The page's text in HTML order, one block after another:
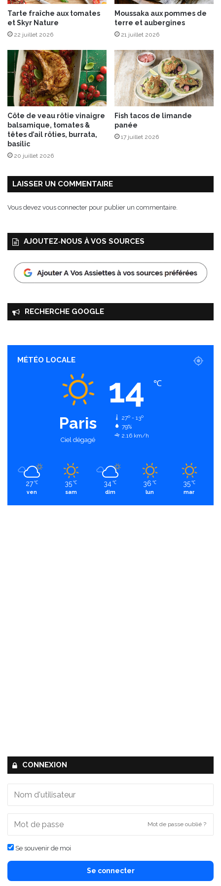
s
e
c
s
Tarte fraîche aux tomates
et Skyr Nature
22 juillet 2026
Moussaka aux pommes de
terre et aubergines
21 juillet 2026
Côte de veau rôtie vinaigre
balsamique, tomates &
têtes d’ail rôties, burrata,
basilic
20 juillet 2026
Fish tacos de limande
panée
17 juillet 2026
LAISSER UN COMMENTAIRE
Vous devez vous connecter pour publier un commentaire.
AJOUTEZ‑NOUS À VOS SOURCES
RECHERCHE GOOGLE
MÉTÉO LOCALE
Paris
Ciel dégagé
14 ℃
27º - 13º
79%
2.16 km/h
27 ℃
ven
35 ℃
sam
34 ℃
dim
36 ℃
lun
35 ℃
mar
CONNEXION
Mot de passe oublié ?
Se souvenir de moi
Se connecter